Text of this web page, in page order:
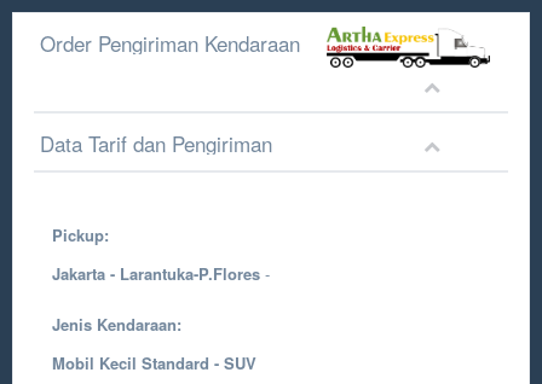
Order Pengiriman Kendaraan
Data Tarif dan Pengiriman
Pickup:
Jakarta - Larantuka-P.Flores -
Jenis Kendaraan:
Mobil Kecil Standard - SUV